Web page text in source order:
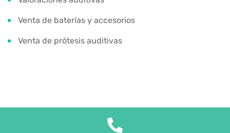
Venta de baterías y accesorios
Venta de prótesis auditivas